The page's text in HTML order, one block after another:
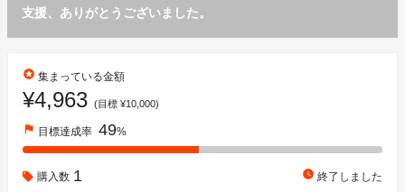
支援、ありがとうございました。
stars 集まっている金額
¥4,963 (目標 ¥10,000)
flag 目標達成率 49%
購入数 1 watch_later 終了しました